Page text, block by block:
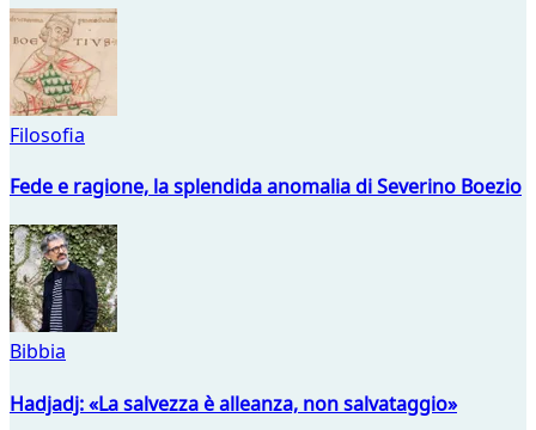
Filosofia
Fede e ragione, la splendida anomalia di Severino Boezio
Bibbia
Hadjadj: «La salvezza è alleanza, non salvataggio»